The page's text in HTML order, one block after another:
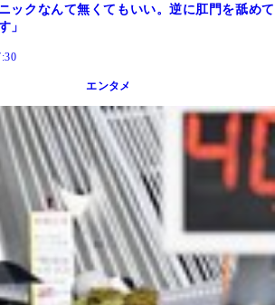
ックなんて無くてもいい。逆に肛門を舐めて
」
エンタメ